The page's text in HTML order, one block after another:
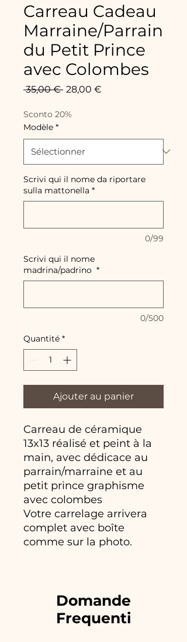
Carreau Cadeau
Marraine/Parrain
du Petit Prince
avec Colombes
35,00 € Prix
28,00 €
Sconto 20%
Modèle *
Scrivi qui il nome da riportare
sulla mattonella *
0/99
Scrivi qui il nome
madrina/padrino *
0/500
Quantité *
Ajouter au panier
Carreau de céramique
13x13 réalisé et peint à la
main, avec dédicace au
parrain/marraine et au
petit prince graphisme
avec colombes
Votre carrelage arrivera
complet avec boîte
comme sur la photo.
Domande
Frequenti